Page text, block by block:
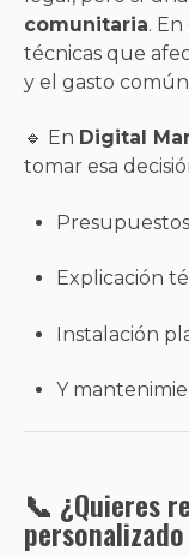
comunitaria.
técnicas que
y el gasto
🔹 En Digital
tomar esa
Explicación
Instalación
Y
📞 ¿Quieres